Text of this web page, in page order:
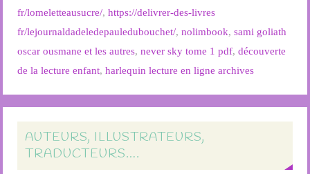
fr/lomeletteausucre/,https://delivrer-des-livres
fr/lejournaldadeledepauledubouchet/,nolimbook,sami goliath
oscar ousmane et les autres,never sky tome 1 pdf,découverte
de la lecture enfant,harlequin lecture en ligne archives
AUTEURS, ILLUSTRATEURS,
TRADUCTEURS….